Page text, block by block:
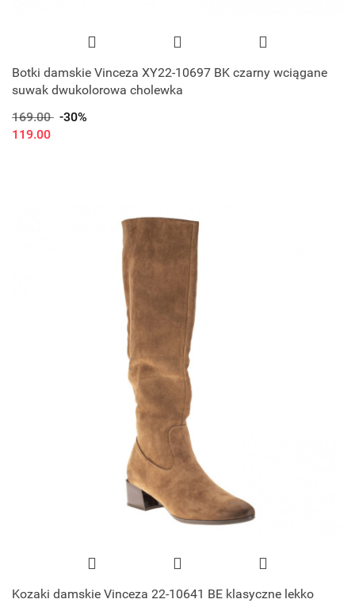
Botki damskie Vinceza XY22-10697 BK czarny wciągane
suwak dwukolorowa cholewka
169.00 -30%
119.00
Kozaki damskie Vinceza 22-10641 BE klasyczne lekko